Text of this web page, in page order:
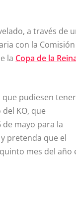
a través de
con la Comisión
la Copa de la
que pudiesen
KO, que
mayo para la
pretenda que el
mes del año